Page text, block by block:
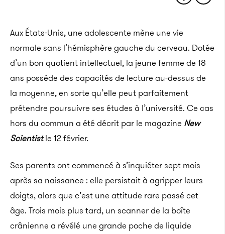
Aux États-Unis, une adolescente mène une vie
normale sans l’hémisphère gauche du cerveau. Dotée
d’un bon quotient intellectuel, la jeune femme de 18
ans possède des capacités de lecture au-dessus de
la moyenne, en sorte qu’elle peut parfaitement
prétendre poursuivre ses études à l’université. Ce cas
hors du commun a été décrit par le magazine New
Scientistle 12 février.
Ses parents ont commencé à s’inquiéter sept mois
après sa naissance : elle persistait à agripper leurs
doigts, alors que c’est une attitude rare passé cet
âge. Trois mois plus tard, un scanner de la boîte
crânienne a révélé une grande poche de liquide